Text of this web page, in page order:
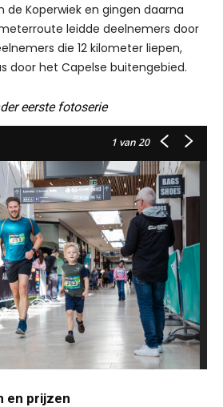
Koperwiek en gingen daarna
leidde deelnemers door
die 12 kilometer liepen,
door het Capelse buitengebied.
eerste fotoserie
1 van 20
en prijzen